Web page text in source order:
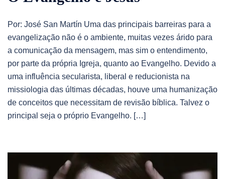
Por: José San Martín Uma das principais barreiras para a
evangelização não é o ambiente, muitas vezes árido para
a comunicação da mensagem, mas sim o entendimento,
por parte da própria Igreja, quanto ao Evangelho. Devido a
uma influência secularista, liberal e reducionista na
missiologia das últimas décadas, houve uma humanização
de conceitos que necessitam de revisão bíblica. Talvez o
principal seja o próprio Evangelho. […]